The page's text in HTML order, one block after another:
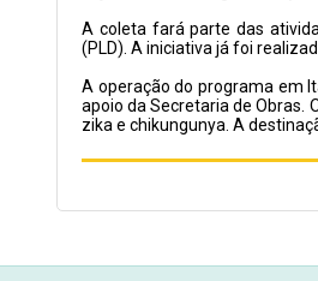
A coleta fará parte das
(PLD). A iniciativa já foi
A operação do programa em
apoio da Secretaria de Obras.
zika e chikungunya. A